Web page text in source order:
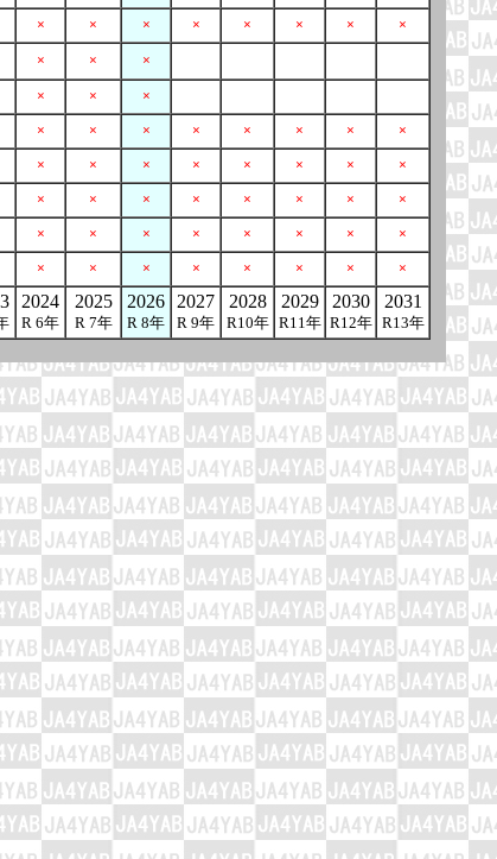
× × × × × × × ×
× × ×
× × ×
× × × × × × × ×
× × × × × × × ×
× × × × × × × ×
× × × × × × × ×
× × × × × × × ×
2024
R 6年
2025
R 7年
2026
R 8年
2027
R 9年
2028
R10年
2029
R11年
2030
R12年
2031
R13年